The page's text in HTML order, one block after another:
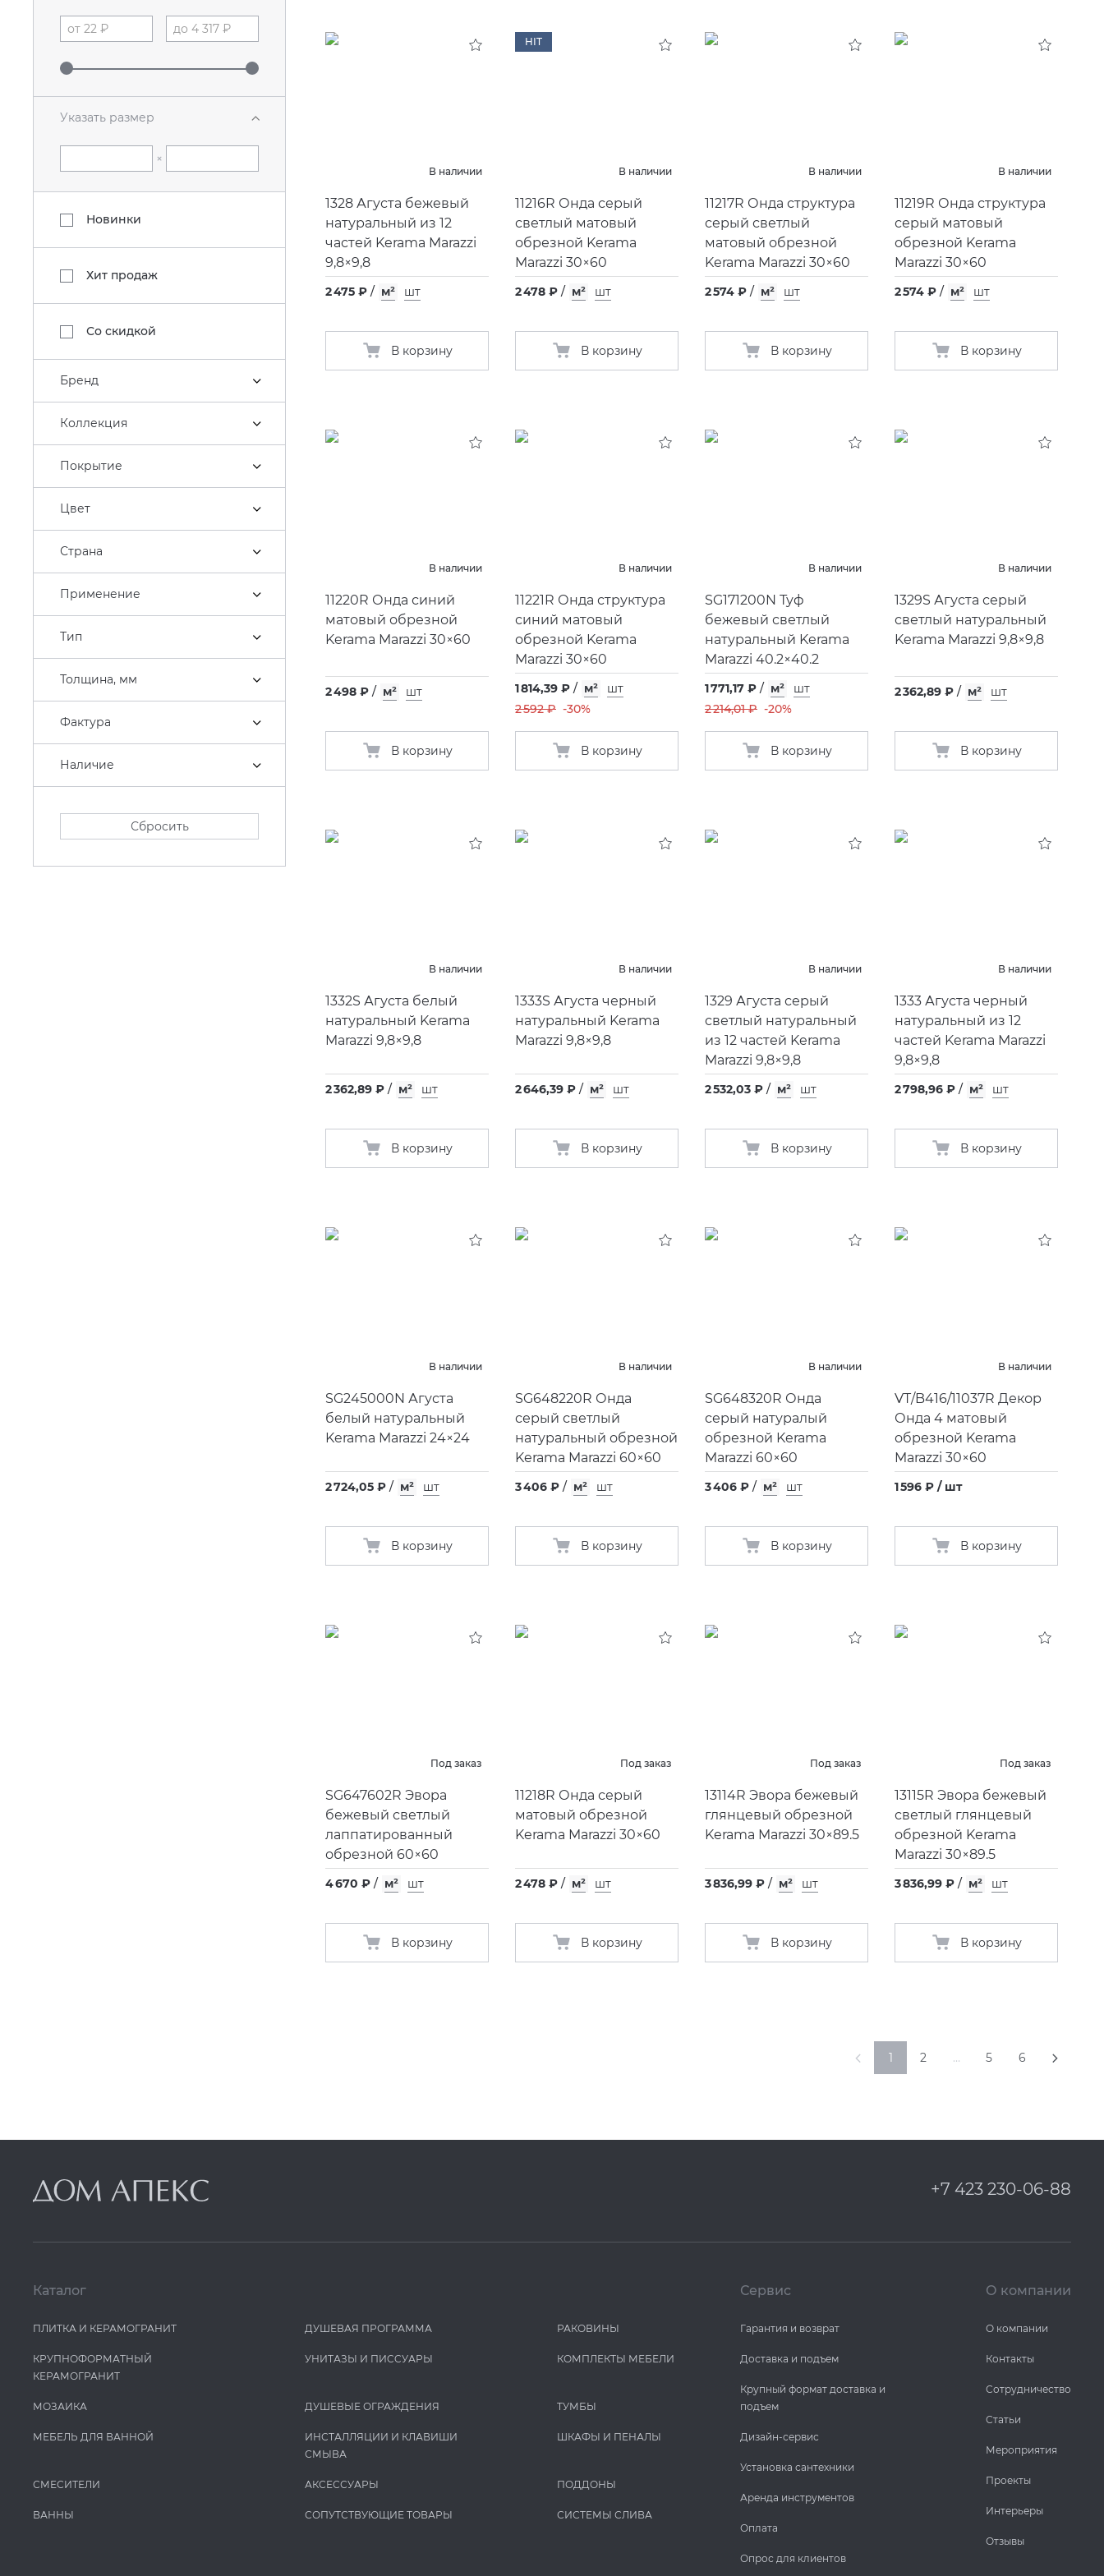
Указать размер
×
Новинки
Хит продаж
Со скидкой
Бренд
Коллекция
Покрытие
Цвет
Страна
Применение
Тип
Толщина, мм
Фактура
Наличие
Сбросить
В наличии
1328 Агуста бежевый
натуральный из 12
частей Kerama Marazzi
9,8×9,8
2 475 ₽ / м² шт
В корзину
HIT
В наличии
11216R Онда серый
светлый матовый
обрезной Kerama
Marazzi 30×60
2 478 ₽ / м² шт
В корзину
В наличии
11217R Онда структура
серый светлый
матовый обрезной
Kerama Marazzi 30×60
2 574 ₽ / м² шт
В корзину
В наличии
11219R Онда структура
серый матовый
обрезной Kerama
Marazzi 30×60
2 574 ₽ / м² шт
В корзину
В наличии
11220R Онда синий
матовый обрезной
Kerama Marazzi 30×60
2 498 ₽ / м² шт
В корзину
В наличии
11221R Онда структура
синий матовый
обрезной Kerama
Marazzi 30×60
1 814,39 ₽ / м²
шт
2 592 ₽ -30%
В корзину
В наличии
SG171200N Туф
бежевый светлый
натуральный Kerama
Marazzi 40.2×40.2
1 771,17 ₽ / м²
шт
2 214,01 ₽ -20%
В корзину
В наличии
1329S Агуста серый
светлый натуральный
Kerama Marazzi 9,8×9,8
2 362,89 ₽ / м² шт
В корзину
В наличии
1332S Агуста белый
натуральный Kerama
Marazzi 9,8×9,8
2 362,89 ₽ / м² шт
В корзину
В наличии
1333S Агуста черный
натуральный Kerama
Marazzi 9,8×9,8
2 646,39 ₽ / м² шт
В корзину
В наличии
1329 Агуста серый
светлый натуральный
из 12 частей Kerama
Marazzi 9,8×9,8
2 532,03 ₽ / м² шт
В корзину
В наличии
1333 Агуста черный
натуральный из 12
частей Kerama Marazzi
9,8×9,8
2 798,96 ₽ / м² шт
В корзину
В наличии
SG245000N Агуста
белый натуральный
Kerama Marazzi 24×24
2 724,05 ₽ / м² шт
В корзину
В наличии
SG648220R Онда
серый светлый
натуральный обрезной
Kerama Marazzi 60×60
3 406 ₽ / м² шт
В корзину
В наличии
SG648320R Онда
серый натуралый
обрезной Kerama
Marazzi 60×60
3 406 ₽ / м² шт
В корзину
В наличии
VT/B416/11037R Декор
Онда 4 матовый
обрезной Kerama
Marazzi 30×60
1 596 ₽ / шт
В корзину
Под заказ
SG647602R Эвора
бежевый светлый
лаппатированный
обрезной 60×60
4 670 ₽ / м² шт
В корзину
Под заказ
11218R Онда серый
матовый обрезной
Kerama Marazzi 30×60
2 478 ₽ / м² шт
В корзину
Под заказ
13114R Эвора бежевый
глянцевый обрезной
Kerama Marazzi 30×89.5
3 836,99 ₽ / м² шт
В корзину
Под заказ
13115R Эвора бежевый
светлый глянцевый
обрезной Kerama
Marazzi 30×89.5
3 836,99 ₽ / м² шт
В корзину
1 2 … 5 6
+7 423 230-06-88
Каталог
ПЛИТКА И КЕРАМОГРАНИТ
КРУПНОФОРМАТНЫЙ
КЕРАМОГРАНИТ
МОЗАИКА
МЕБЕЛЬ ДЛЯ ВАННОЙ
СМЕСИТЕЛИ
ВАННЫ
ДУШЕВАЯ ПРОГРАММА
УНИТАЗЫ И ПИCCУАРЫ
ДУШЕВЫЕ ОГРАЖДЕНИЯ
ИНСТАЛЛЯЦИИ И КЛАВИШИ
СМЫВА
АКСЕССУАРЫ
СОПУТСТВУЮЩИЕ ТОВАРЫ
РАКОВИНЫ
КОМПЛЕКТЫ МЕБЕЛИ
ТУМБЫ
ШКАФЫ И ПЕНАЛЫ
ПОДДОНЫ
СИСТЕМЫ СЛИВА
Сервис
Гарантия и возврат
Доставка и подъем
Крупный формат доставка и
подъем
Дизайн-сервис
Установка сантехники
Аренда инструментов
Оплата
Опрос для клиентов
О компании
О компании
Контакты
Сотрудничество
Статьи
Мероприятия
Проекты
Интерьеры
Отзывы